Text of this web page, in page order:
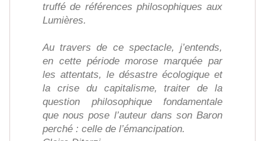
truffé de références philosophiques aux
Lumières.
Au travers de ce spectacle, j’entends,
en cette période morose marquée par
les attentats, le désastre écologique et
la crise du capitalisme, traiter de la
question philosophique fondamentale
que nous pose l’auteur dans son Baron
perché : celle de l’émancipation.